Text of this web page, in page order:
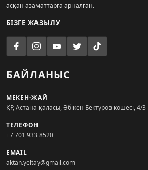
асқан азаматтарға арналған.
БІЗГЕ ЖАЗЫЛУ
БАЙЛАНЫС
МЕКЕН-ЖАЙ
ҚР, Астана қаласы, Әбікен Бектұров көшесі, 4/3
ТЕЛЕФОН
+7 701 933 8520
EMAIL
aktan.yeltay@gmail.com